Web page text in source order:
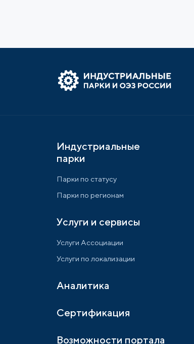
Индустриальные
парки
Парки по статусу
Парки по регионам
Услуги и сервисы
Услуги Ассоциации
Услуги по локализации
Аналитика
Сертификация
Возможности портала